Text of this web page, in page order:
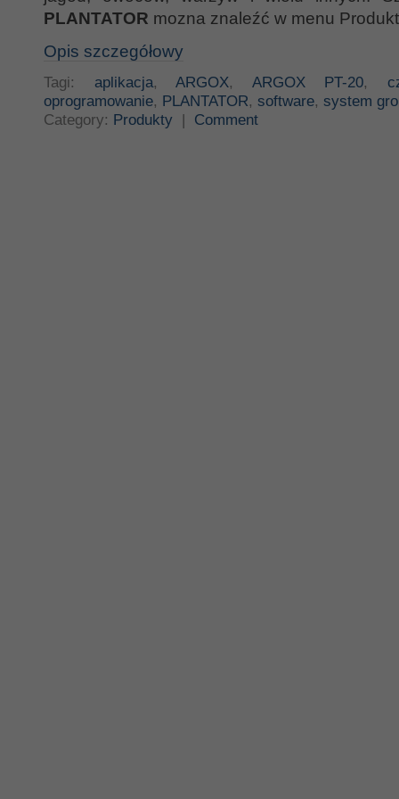
PLANTATOR mozna znaleźć w menu
Opis szczegółowy
Tagi: aplikacja,ARGOX, ARGOX PT-20,
oprogramowanie, PLANTATOR, software, system
Category: Produkty | Comment